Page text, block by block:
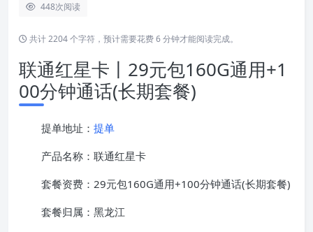
448次阅读
共计 2204 个字符，预计需要花费 6 分钟才能阅读完成。
联通红星卡丨29元包160G通用+1
00分钟通话(长期套餐)
提单地址： 提单
产品名称：联通红星卡
套餐资费：29元包160G通用+100分钟通话(长期套餐)
套餐归属：黑龙江